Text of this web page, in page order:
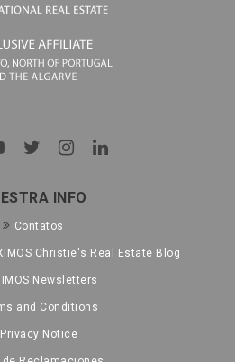
INFO
Contatos
Christie's Real Estate Blog
Newsletters
and Conditions
Privacy Notice